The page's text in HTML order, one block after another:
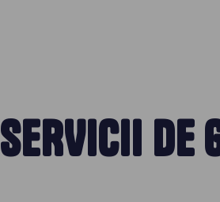
SERVICII DE